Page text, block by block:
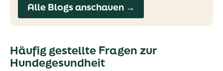
Alle Blogs anschauen →
Häufig gestellte Fragen zur
Hundegesundheit